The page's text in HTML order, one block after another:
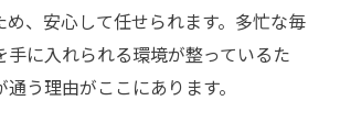
エクサロンで特別な美しさを手に
の美しさを引き出すアプローチ
め、安心して任せられます。多忙な毎
手に入れられる環境が整っているた
う理由がここにあります。